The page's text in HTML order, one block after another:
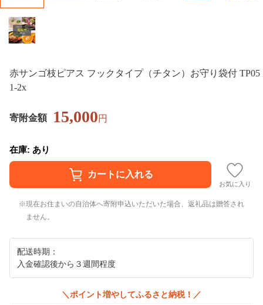
赤サンゴ枝ピアス フックタイプ（チタン）お守り袋付 TP05
1-2x
寄附金額 15,000円
在庫: あり
お気に入り
現在お住まいの自治体へ寄附申込いただいた場合、返礼品は贈答され
ません。
配送時期：
入金確認後から３週間程度
＼ポイント増やしてふるさと納税！／